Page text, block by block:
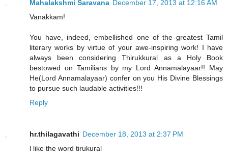
Mahalakshmi Saravana December 17, 2013 at 12:16 AM
Vanakkam!
You have, indeed, embellished one of the greatest Tamil
literary works by virtue of your awe-inspiring work! I have
always been considering Thirukkural as a Holy Book
bestowed on Tamilians by my Lord Annamalayaar!! May
He(Lord Annamalayaar) confer on you His Divine Blessings
to pursue such laudable activities!!!
Reply
hr.thilagavathi December 18, 2013 at 2:37 PM
l like the word tirukural